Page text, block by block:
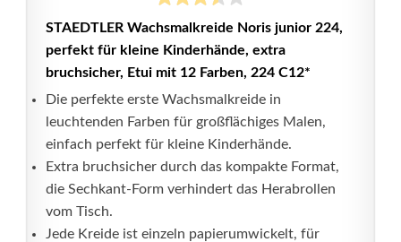
STAEDTLER Wachsmalkreide Noris junior 224,
perfekt für kleine Kinderhände, extra
bruchsicher, Etui mit 12 Farben, 224 C12*
Die perfekte erste Wachsmalkreide in
leuchtenden Farben für großflächiges Malen,
einfach perfekt für kleine Kinderhände.
Extra bruchsicher durch das kompakte Format,
die Sechkant-Form verhindert das Herabrollen
vom Tisch.
Jede Kreide ist einzeln papierumwickelt, für